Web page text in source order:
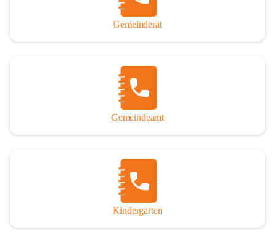
Gemeinderat
Gemeindeamt
Kindergarten